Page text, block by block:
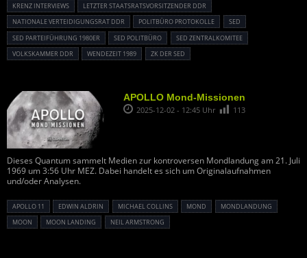
KRENZ INTERVIEWS
LETZTER STAATSRATSVORSITZENDER DDR
NATIONALE VERTEIDIGUNGSRAT DDR
POLITBÜRO PROTOKOLLE
SED
SED PARTEIFÜHRUNG 1980ER
SED POLITBÜRO
SED ZENTRALKOMITEE
VOLKSKAMMER DDR
WENDEZEIT 1989 ZK DER SED
APOLLO Mond-Missionen
2025-12-02 - 12:45 Uhr 113
Dieses Quantum sammelt Medien zur kontroversen Mondlandung am 21. Juli
1969 um 3:56 Uhr MEZ. Dabei handelt es sich um Originalaufnahmen
und/oder Analysen.
APOLLO 11 EDWIN ALDRIN MICHAEL COLLINS MOND
MONDLANDUNG
MOON
MOON LANDING NEIL ARMSTRONG